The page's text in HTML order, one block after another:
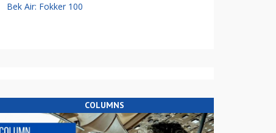
Bek Air: Fokker 100
COLUMNS